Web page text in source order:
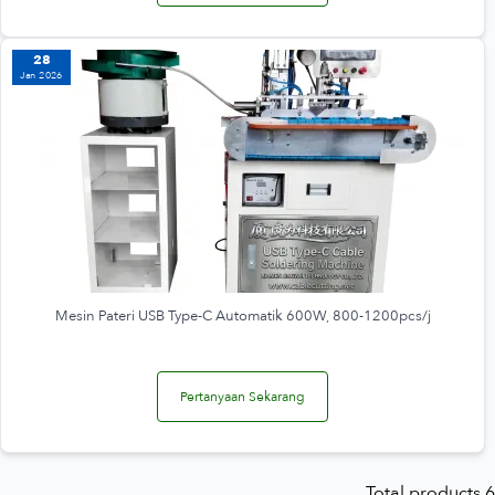
28
Jan 2026
Mesin Pateri USB Type-C Automatik 600W, 800-1200pcs/j
Pertanyaan Sekarang